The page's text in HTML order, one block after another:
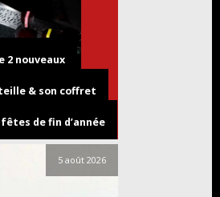
2 nouveaux
& son coffret
de fin d’année
5 août 2026